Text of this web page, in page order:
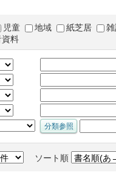
児童 地域 紙芝居
資料
ソート順